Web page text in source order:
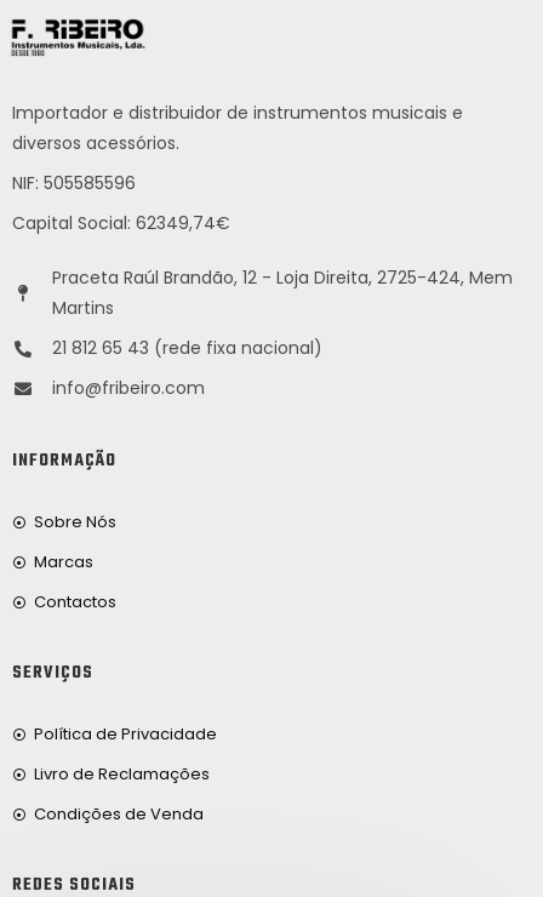
Importador e distribuidor de instrumentos musicais e
diversos acessórios.
NIF: 505585596
Capital Social: 62349,74€
Praceta Raúl Brandão, 12 - Loja Direita, 2725-424, Mem
Martins
21 812 65 43 (rede fixa nacional)
info@fribeiro.com
INFORMAÇÃO
Sobre Nós
Marcas
Contactos
SERVIÇOS
Política de Privacidade
Livro de Reclamações
Condições de Venda
REDES SOCIAIS